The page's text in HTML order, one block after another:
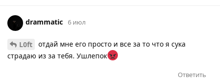
drammatic 6 июл
L0ft
отдай мне его просто и все за то что я сука
страдаю из за тебя. Ушлепок
Ответить